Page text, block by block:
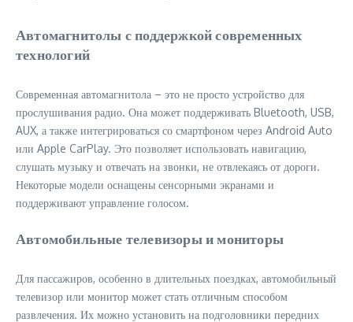
Автомагнитолы с поддержкой современных
технологий
Современная автомагнитола – это не просто устройство для
прослушивания радио. Она может поддерживать Bluetooth, USB,
AUX, а также интегрироваться со смартфоном через Android Auto
или Apple CarPlay. Это позволяет использовать навигацию,
слушать музыку и отвечать на звонки, не отвлекаясь от дороги.
Некоторые модели оснащены сенсорными экранами и
поддерживают управление голосом.
Автомобильные телевизоры и мониторы
Для пассажиров, особенно в длительных поездках, автомобильный
телевизор или монитор может стать отличным способом
развлечения. Их можно установить на подголовники передних